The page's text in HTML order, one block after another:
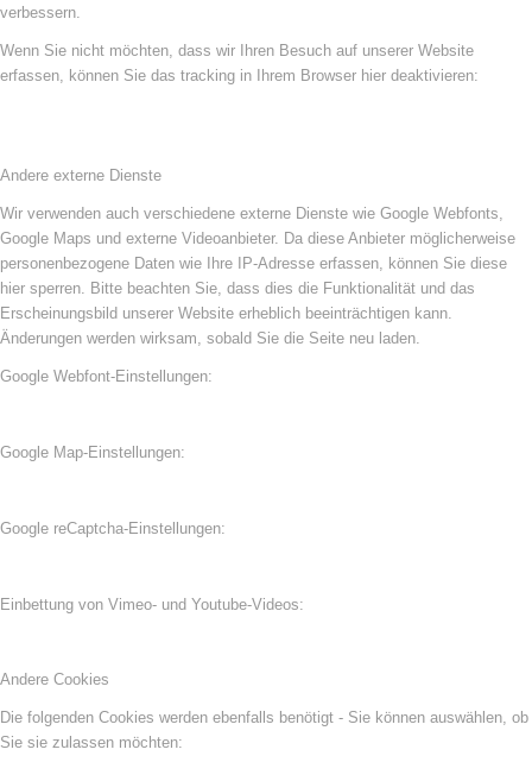
verbessern.
Wenn Sie nicht möchten, dass wir Ihren Besuch auf unserer Website
erfassen, können Sie das tracking in Ihrem Browser hier deaktivieren:
Andere externe Dienste
Wir verwenden auch verschiedene externe Dienste wie Google Webfonts,
Google Maps und externe Videoanbieter. Da diese Anbieter möglicherweise
personenbezogene Daten wie Ihre IP-Adresse erfassen, können Sie diese
hier sperren. Bitte beachten Sie, dass dies die Funktionalität und das
Erscheinungsbild unserer Website erheblich beeinträchtigen kann.
Änderungen werden wirksam, sobald Sie die Seite neu laden.
Google Webfont-Einstellungen:
Google Map-Einstellungen:
Google reCaptcha-Einstellungen:
Einbettung von Vimeo- und Youtube-Videos:
Andere Cookies
Die folgenden Cookies werden ebenfalls benötigt - Sie können auswählen, ob
Sie sie zulassen möchten: